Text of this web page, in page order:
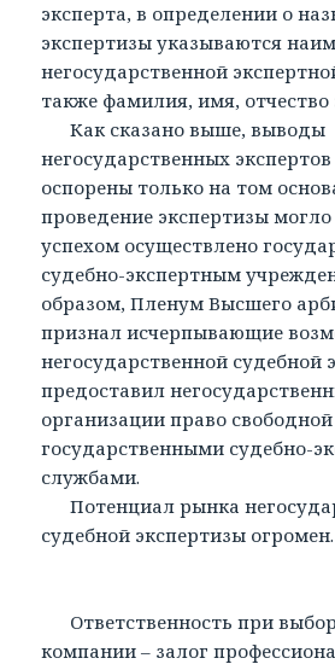
эксперта, в определении о
экспертизы указываются
негосударственной
также фамилия, имя, отчество
Как сказано выше, выводы
негосударственных
оспорены только на том
проведение экспертизы
успехом осуществлено
судебно-экспертным
образом, Пленум Высшего
признал исчерпывающие
негосударственной судебной
предоставил
организации право
государственными судебно-
службами.
Потенциал рынка
судебной экспертизы огромен.
Ответственность при
компании – залог